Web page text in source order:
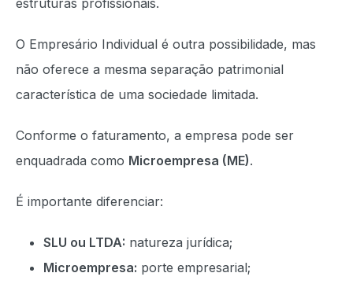
estruturas profissionais.
O Empresário Individual é outra possibilidade, mas
não oferece a mesma separação patrimonial
característica de uma sociedade limitada.
Conforme o faturamento, a empresa pode ser
enquadrada como Microempresa (ME).
É importante diferenciar:
SLU ou LTDA: natureza jurídica;
Microempresa: porte empresarial;